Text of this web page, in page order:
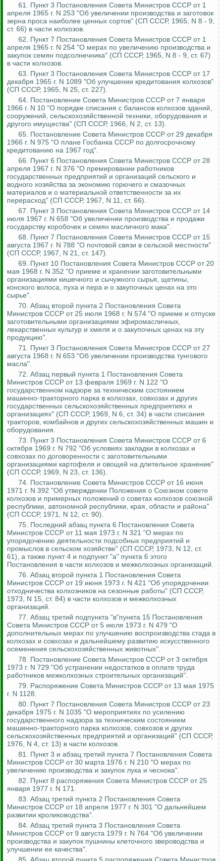
61. Пункт 3 Постановления Совета Министров СССР от 1
апреля 1965 г. N 253 "Об увеличении производства и заготовок
зерна проса наиболее ценных сортов" (СП СССР, 1965, N 8 - 9,
ст. 66) в части колхозов.
62. Пункт 7 Постановления Совета Министров СССР от 1
апреля 1965 г. N 254 "О мерах по увеличению производства и
закупок семян подсолнечника" (СП СССР, 1965, N 8 - 9, ст. 67)
в части колхозов.
63. Пункт 3 Постановления Совета Министров СССР от 17
декабря 1965 г. N 1089 "Об улучшении кредитования колхозов"
(СП СССР, 1965, N 25, ст. 227).
64. Постановление Совета Министров СССР от 7 января
1966 г. N 10 "О порядке списания с балансов колхозов зданий,
сооружений, сельскохозяйственной техники, оборудования и
другого имущества" (СП СССР, 1966, N 2, ст. 13).
65. Постановление Совета Министров СССР от 29 декабря
1966 г. N 975 "О плане Госбанка СССР по долгосрочному
кредитованию на 1967 год".
66. Пункт 6 Постановления Совета Министров СССР от 28
апреля 1967 г. N 376 "О премировании работников
государственных предприятий и организаций сельского и
водного хозяйства за экономию горючего и смазочных
материалов и о материальной ответственности за их
перерасход" (СП СССР, 1967, N 11, ст. 66).
67. Пункт 3 Постановления Совета Министров СССР от 14
июля 1967 г. N 658 "Об увеличении производства и продажи
государству коробочек и семян масличного мака".
68. Пункт 7 Постановления Совета Министров СССР от 15
августа 1967 г. N 788 "О почтовой связи в сельской местности"
(СП СССР, 1967, N 21, ст. 147).
69. Пункт 10 Постановления Совета Министров СССР от 20
мая 1968 г. N 352 "О приеме и хранении заготовительными
организациями кишечного и сычужного сырья, щетины,
конского волоса, пуха и пера и о закупочных ценах на это
сырье".
70. Абзац второй пункта 2 Постановления Совета
Министров СССР от 25 июля 1968 г. N 574 "О приеме и отпуске
заготовительными организациями эфиромасличных,
лекарственных культур и хмеля и о закупочных ценах на эту
продукцию".
71. Пункт 3 Постановления Совета Министров СССР от 27
августа 1968 г. N 653 "Об увеличении производства тунгового
масла".
72. Абзац первый пункта 1 Постановления Совета
Министров СССР от 13 февраля 1969 г. N 122 "О
государственном надзоре за техническим состоянием
машинно-тракторного парка в колхозах, совхозах и других
государственных сельскохозяйственных предприятиях и
организациях" (СП СССР, 1969, N 6, ст. 34) в части списания
тракторов, комбайнов и других сельскохозяйственных машин и
оборудования.
73. Пункт 3 Постановления Совета Министров СССР от 6
октября 1969 г. N 792 "Об условиях закладки в колхозах и
совхозах по договоренности с заготовительными
организациями картофеля и овощей на длительное хранение"
(СП СССР, 1969, N 23, ст. 136).
74. Постановление Совета Министров СССР от 16 июня
1971 г. N 392 "Об утверждении Положения о Союзном совете
колхозов и примерных положений о советах колхозов союзной
республики, автономной республики, края, области и района"
(СП СССР, 1971, N 12, ст. 90).
75. Последний абзац пункта 6 Постановления Совета
Министров СССР от 11 мая 1973 г. N 321 "О мерах по
упорядочению деятельности подсобных предприятий и
промыслов в сельском хозяйстве" (СП СССР, 1973, N 12, ст.
61), а также пункт 4 и подпункт "а" пункта 6 этого
Постановления в части колхозов и межколхозных организаций.
76. Абзац второй пункта 1 Постановления Совета
Министров СССР от 19 июня 1973 г. N 421 "Об упорядочении
отходничества колхозников на сезонные работы" (СП СССР,
1973, N 15, ст. 84) в части колхозов и межколхозных
организаций.
77. Абзац третий подпункта "в"пункта 15 Постановления
Совета Министров СССР от 5 июля 1973 г. N 479 "О
дополнительных мерах по улучшению воспроизводства стада в
колхозах и совхозах и дальнейшему развитию искусственного
осеменения сельскохозяйственных животных".
78. Постановление Совета Министров СССР от 3 октября
1973 г. N 729 "Об устранении недостатков в оплате труда
работников межколхозных строительных организаций".
79. Распоряжение Совета Министров СССР от 13 мая 1975
г. N 1128.
80. Пункт 7 Постановления Совета Министров СССР от 23
декабря 1975 г. N 1035 "О мероприятиях по усилению
государственного надзора за техническим состоянием
машинно-тракторного парка колхозов, совхозов и других
сельскохозяйственных предприятий и организаций" (СП СССР,
1976, N 4, ст. 13) в части колхозов.
81. Пункт 3 и абзац третий пункта 7 Постановления Совета
Министров СССР от 30 марта 1976 г. N 210 "О мерах по
увеличению производства и закупок лука и чеснока".
82. Пункт 8 распоряжения Совета Министров СССР от 25
января 1977 г. N 171.
83. Абзац третий пункта 2 Постановления Совета
Министров СССР от 18 апреля 1977 г. N 301 "О дальнейшем
развитии кролиководства".
84. Абзац третий пункта 3 Постановления Совета
Министров СССР от 9 августа 1979 г. N 764 "Об увеличении
производства и закупок пушнины клеточного звероводства и
улучшении ее качества".